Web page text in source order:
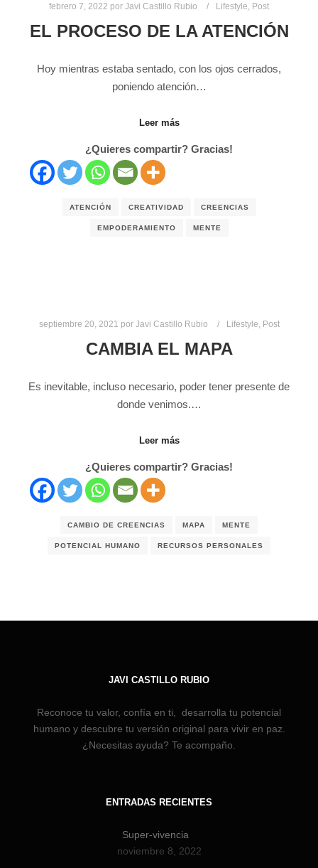
febrero 7, 2022 por Javi Castillo Rubio Lifestyle Post
EL PROCESO DE LA ATENCIÓN
Hoy mientras estaba sentado, con los ojos cerrados,
poniendo atención…
Leer más
¿Quieres compartir? Gracias!
ATENCIÓN CREATIVIDAD CREENCIAS
EMPODERAMIENTO MENTE
septiembre 20, 2021 por Javi Castillo Rubio Lifestyle Post
CAMBIA EL MAPA
Es inevitable, incluso necesario, poder tener presente de
donde venimos.…
Leer más
¿Quieres compartir? Gracias!
CAMBIO DE CREENCIAS MAPA MENTE
POTENCIAL HUMANO RECURSOS PERSONALES
JAVI CASTILLO RUBIO
Reconoce tu valor, confía en ti, desarrolla tu potencial
humano y descubre tu versión original para vivir en paz.
¿Necesitas ayuda? Te acompaño.
ENTRADAS RECIENTES
Super-vivencia
noviembre 8, 2022